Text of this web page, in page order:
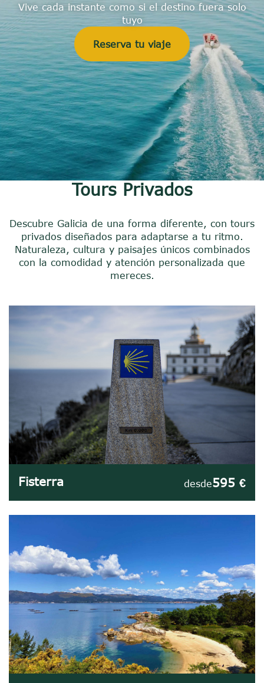
Vive cada instante como si el destino fuera solo
tuyo
Reserva tu viaje
Tours Privados
Descubre Galicia de una forma diferente, con tours
privados diseñados para adaptarse a tu ritmo.
Naturaleza, cultura y paisajes únicos combinados
con la comodidad y atención personalizada que
mereces.
Fisterra desde595 €